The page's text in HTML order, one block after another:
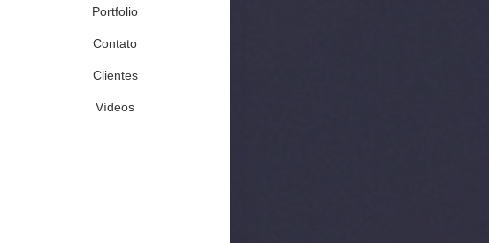
Portfolio
Contato
Clientes
Vídeos